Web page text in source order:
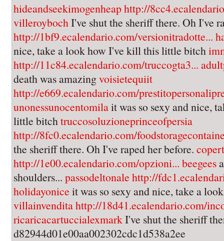
hideandseekimogenheaphttp://
villeroyboch I've shut the sheriff there. Oh I've
http://1bf9.ecalendario.com/versionitradotte...
nice, take a look how I've kill this little bitch
http://11c84.ecalendario.com/truccogta3...
death was amazingvoisietequiit
http://e669.ecalendario.com/
unonessunocentomilait was so sexy and nice,
little bitch truccosoluzioneprinceofpersia
http://8fc0.ecalendario.com/
the sheriff there. Oh I've raped her before.
http://1e00.ecalendario.com/opzioni... beegees
shoulders... passodeltonale http://
holidayonice it was so sexy and nice, take a
villainvenditahttp://18d41.ecalendario.com/
ricaricacartuccialexmarkI've shut the sheriff
d82944d01e00aa002302cdc1d538a2ee